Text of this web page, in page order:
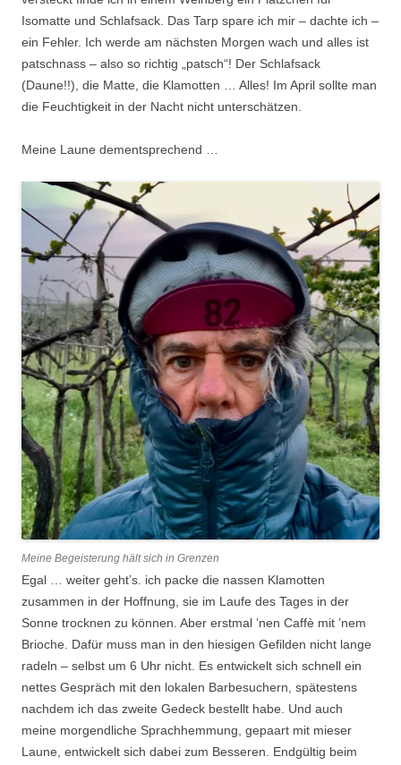
Isomatte und Schlafsack. Das Tarp spare ich mir – dachte ich –
ein Fehler. Ich werde am nächsten Morgen wach und alles ist
patschnass – also so richtig „patsch“! Der Schlafsack
(Daune!!), die Matte, die Klamotten … Alles! Im April sollte man
die Feuchtigkeit in der Nacht nicht unterschätzen.
Meine Laune dementsprechend …
Meine Begeisterung hält sich in Grenzen
Egal … weiter geht’s. ich packe die nassen Klamotten
zusammen in der Hoffnung, sie im Laufe des Tages in der
Sonne trocknen zu können. Aber erstmal ’nen Caffè mit ’nem
Brioche. Dafür muss man in den hiesigen Gefilden nicht lange
radeln – selbst um 6 Uhr nicht. Es entwickelt sich schnell ein
nettes Gespräch mit den lokalen Barbesuchern, spätestens
nachdem ich das zweite Gedeck bestellt habe. Und auch
meine morgendliche Sprachhemmung, gepaart mit mieser
Laune, entwickelt sich dabei zum Besseren. Endgültig beim